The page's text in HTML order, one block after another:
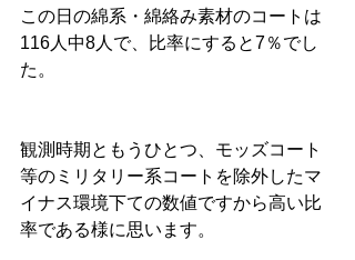
この日の綿系・綿絡み素材のコートは
116人中8人で、比率にすると7％でし
た。
観測時期ともうひとつ、モッズコート
等のミリタリー系コートを除外したマ
イナス環境下ての数値ですから高い比
率である様に思います。